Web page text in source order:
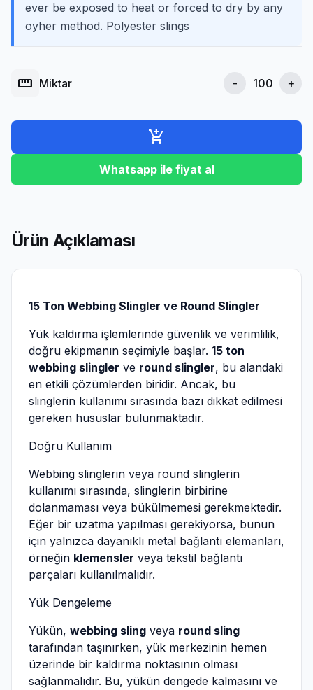
ever be exposed to heat or forced to dry by any
oyher method. Polyester slings
straighten Miktar - +
add_shopping_cart
Whatsapp ile fiyat al
Ürün Açıklaması
15 Ton Webbing Slingler ve Round Slingler
Yük kaldırma işlemlerinde güvenlik ve verimlilik,
doğru ekipmanın seçimiyle başlar. 15 ton
webbing slingler ve round slingler, bu alandaki
en etkili çözümlerden biridir. Ancak, bu
slinglerin kullanımı sırasında bazı dikkat edilmesi
gereken hususlar bulunmaktadır.
Doğru Kullanım
Webbing slinglerin veya round slinglerin
kullanımı sırasında, slinglerin birbirine
dolanmaması veya bükülmemesi gerekmektedir.
Eğer bir uzatma yapılması gerekiyorsa, bunun
için yalnızca dayanıklı metal bağlantı elemanları,
örneğin klemensler veya tekstil bağlantı
parçaları kullanılmalıdır.
Yük Dengeleme
Yükün, webbing sling veya round sling
tarafından taşınırken, yük merkezinin hemen
üzerinde bir kaldırma noktasının olması
sağlanmalıdır. Bu, yükün dengede kalmasını ve